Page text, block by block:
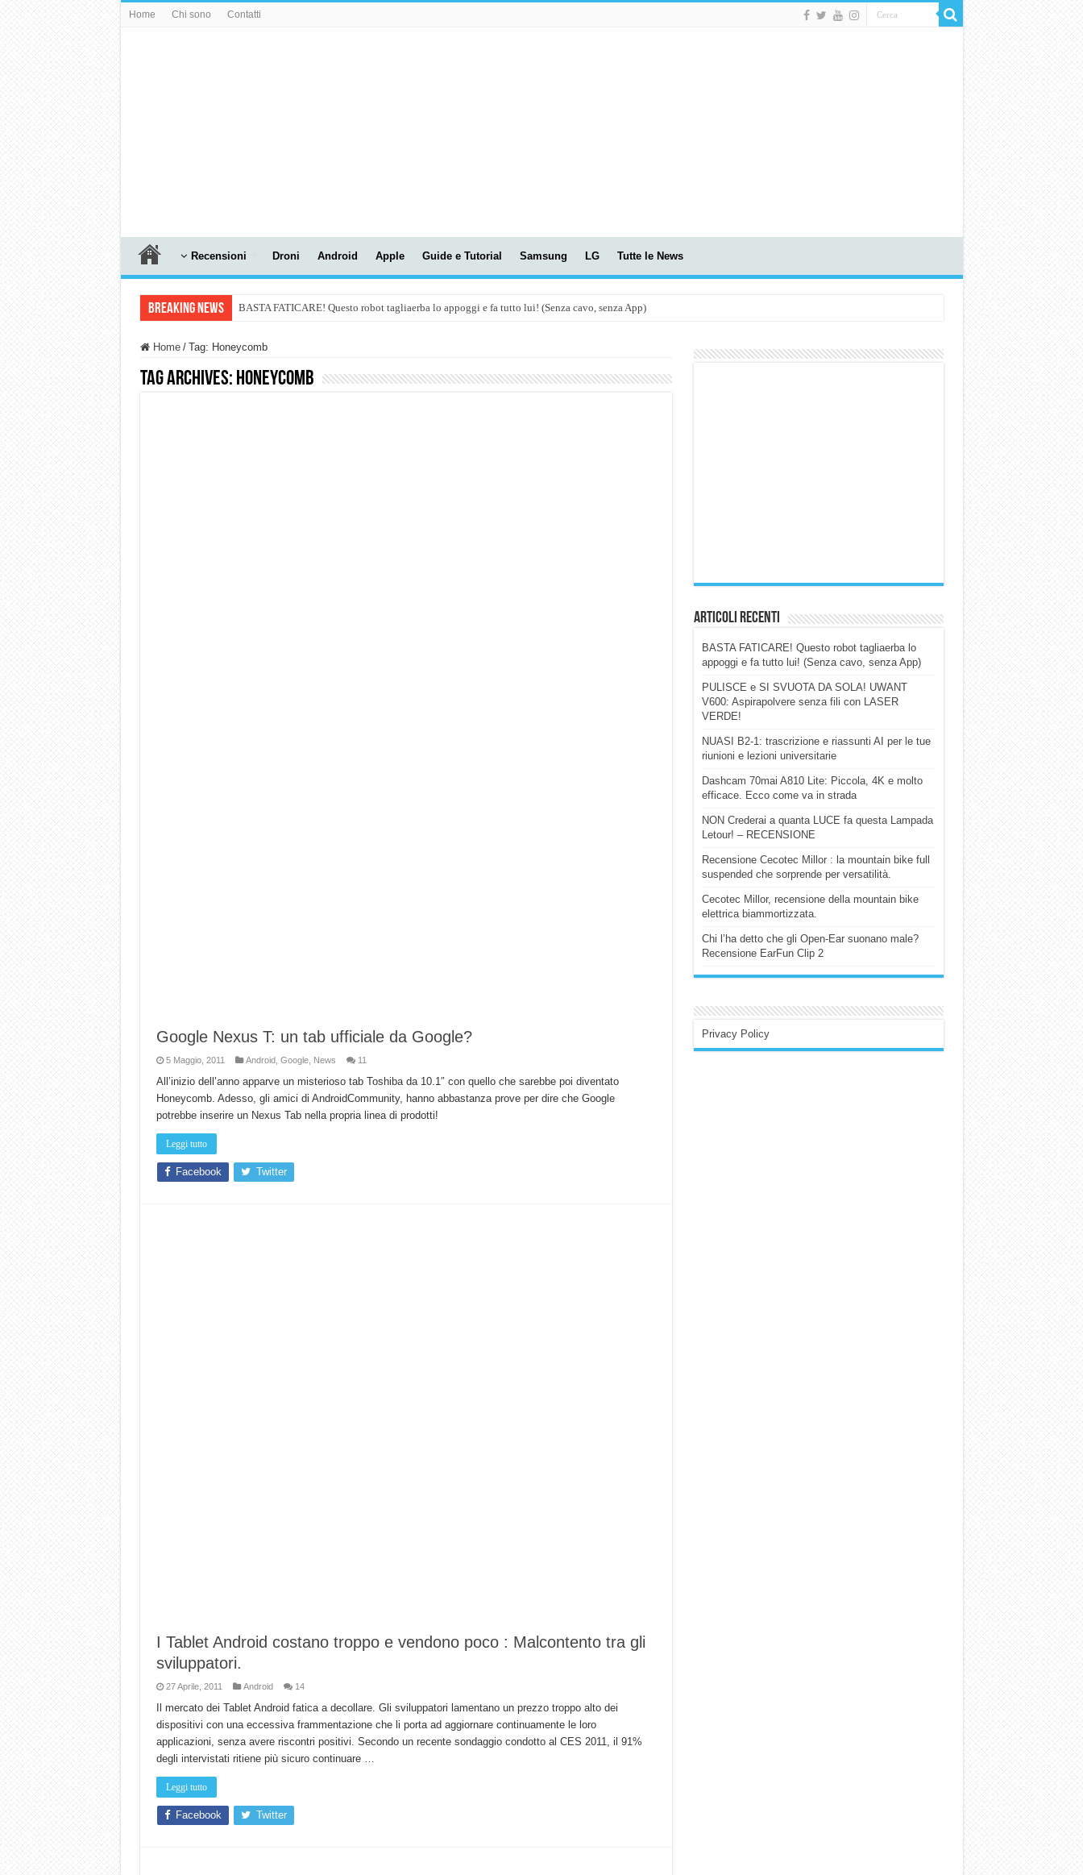
Home Chi sono Contatti
Recensioni Droni Android Apple Guide e Tutorial Samsung LG Tutte le News
Breaking News BASTA FATICARE! Questo robot tagliaerba lo appoggi e fa tutto lui! (Senza cavo, senza App)
Dashcam 70mai A810 Lite: Piccola, 4K e molto efficace. Ecco come va in strada
Home / Tag: Honeycomb
Tag Archives: Honeycomb
Google Nexus T: un tab ufficiale da Google?
5 Maggio, 2011 Android, Google, News 11
All’inizio dell’anno apparve un misterioso tab Toshiba da 10.1″ con quello che sarebbe poi diventato
Honeycomb. Adesso, gli amici di AndroidCommunity, hanno abbastanza prove per dire che Google
potrebbe inserire un Nexus Tab nella propria linea di prodotti!
Leggi tutto
Facebook Twitter
I Tablet Android costano troppo e vendono poco : Malcontento tra gli
sviluppatori.
27 Aprile, 2011 Android 14
Il mercato dei Tablet Android fatica a decollare. Gli sviluppatori lamentano un prezzo troppo alto dei
dispositivi con una eccessiva frammentazione che li porta ad aggiornare continuamente le loro
applicazioni, senza avere riscontri positivi. Secondo un recente sondaggio condotto al CES 2011, il 91%
degli intervistati ritiene più sicuro continuare …
Leggi tutto
Facebook Twitter
Articoli Recenti
BASTA FATICARE! Questo robot tagliaerba lo
appoggi e fa tutto lui! (Senza cavo, senza App)
PULISCE e SI SVUOTA DA SOLA! UWANT
V600: Aspirapolvere senza fili con LASER
VERDE!
NUASI B2-1: trascrizione e riassunti AI per le tue
riunioni e lezioni universitarie
Dashcam 70mai A810 Lite: Piccola, 4K e molto
efficace. Ecco come va in strada
NON Crederai a quanta LUCE fa questa Lampada
Letour! – RECENSIONE
Recensione Cecotec Millor : la mountain bike full
suspended che sorprende per versatilità.
Cecotec Millor, recensione della mountain bike
elettrica biammortizzata.
Chi l’ha detto che gli Open-Ear suonano male?
Recensione EarFun Clip 2
Privacy Policy